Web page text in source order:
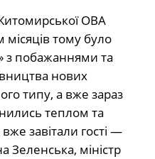
ОВА
місяців тому було
з побажаннями та
нових
типу, а вже зараз
теплом та
завітали гості —
Зеленська, міністр